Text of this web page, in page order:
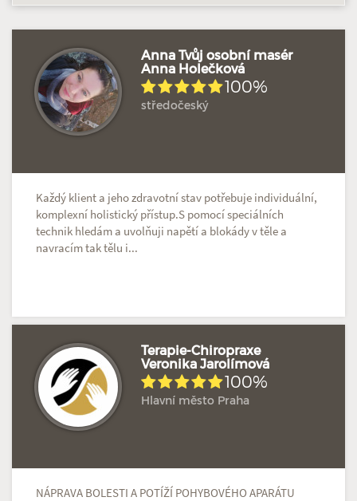
Anna Tvůj osobní masér
Anna Holečková
100%
středočeský
Každý klient a jeho zdravotní stav potřebuje individuální,
komplexní holistický přístup.S pomocí speciálních
technik hledám a uvolňuji napětí a blokády v těle a
navracím tak tělu i...
Terapie-Chiropraxe
Veronika Jarolímová
100%
Hlavní město Praha
NÁPRAVA BOLESTI A POTÍŽÍ POHYBOVÉHO APARÁTU
Hodnoceno: 12× Profil terapeuta
Hodnoceno: 6× Profil terapeuta